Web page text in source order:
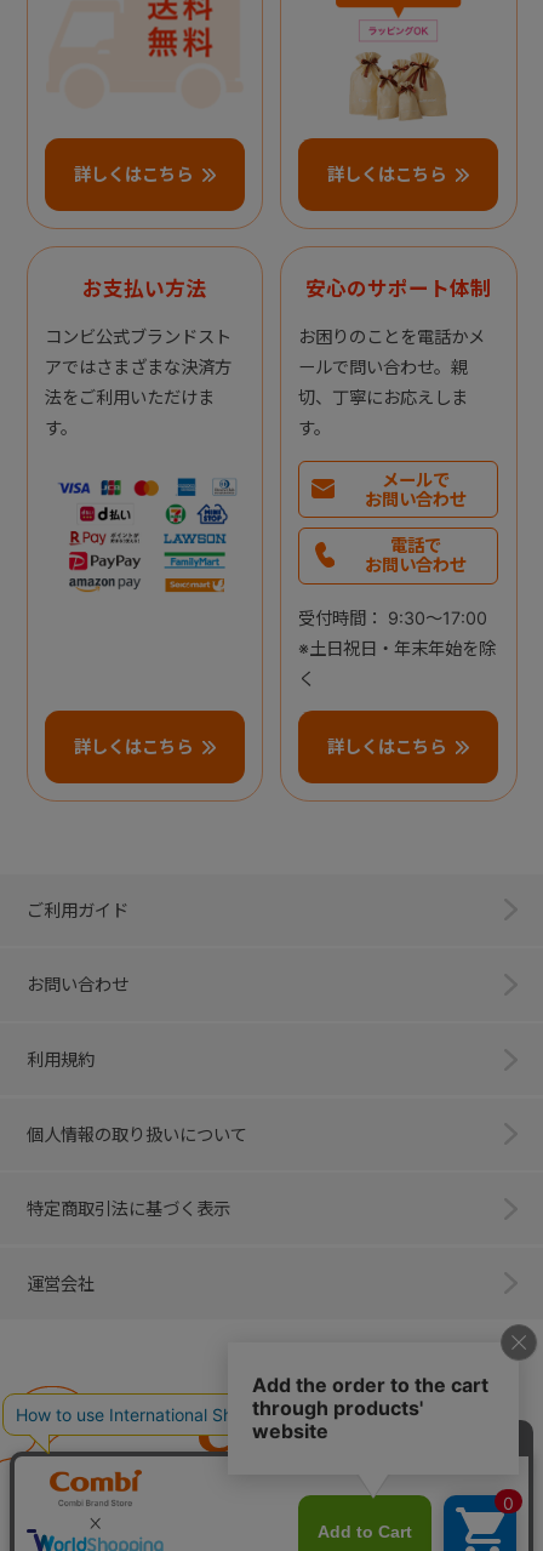
詳しくはこちら 詳しくはこちら
お支払い方法
コンビ公式ブランドスト
アではさまざまな決済方
法をご利用いただけま
す。
詳しくはこちら
安心のサポート体制
お困りのことを電話かメ
ールで問い合わせ。親
切、丁寧にお応えしま
す。
メールで
お問い合わせ
電話で
お問い合わせ
受付時間： 9:30～17:00
※土日祝日・年末年始を除
く
詳しくはこちら
ご利用ガイド
お問い合わせ
利用規約
個人情報の取り扱いについて
特定商取引法に基づく表示
運営会社
子育てに、イノベーションを。
ベビー用品のコンビ株式会社